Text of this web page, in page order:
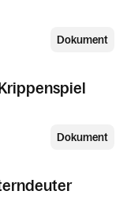
Dokument
Dokument